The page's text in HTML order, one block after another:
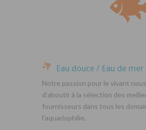
Eau douce / Eau de mer
Notre passion pour le vivant
d’aboutir à la sélection des
fournisseurs dans tous les
l’aquariophilie.